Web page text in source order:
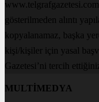
gösterilmeden alıntı
kopyalanamaz, başka
kişi/kişiler için yasal
Gazetesi’ni tercih
MULTİMEDYA